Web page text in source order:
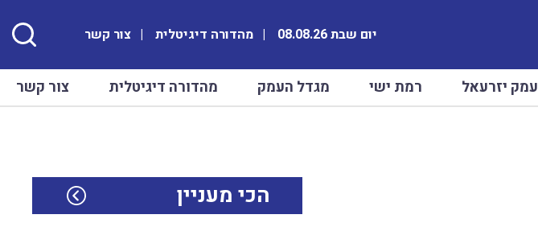
יום שבת 08.08.26 מהדורה דיגיטלית צור קשר
עמק יזרעאל רמת ישי מגדל העמק מהדורה דיגיטלית צור קשר
הכי מעניין